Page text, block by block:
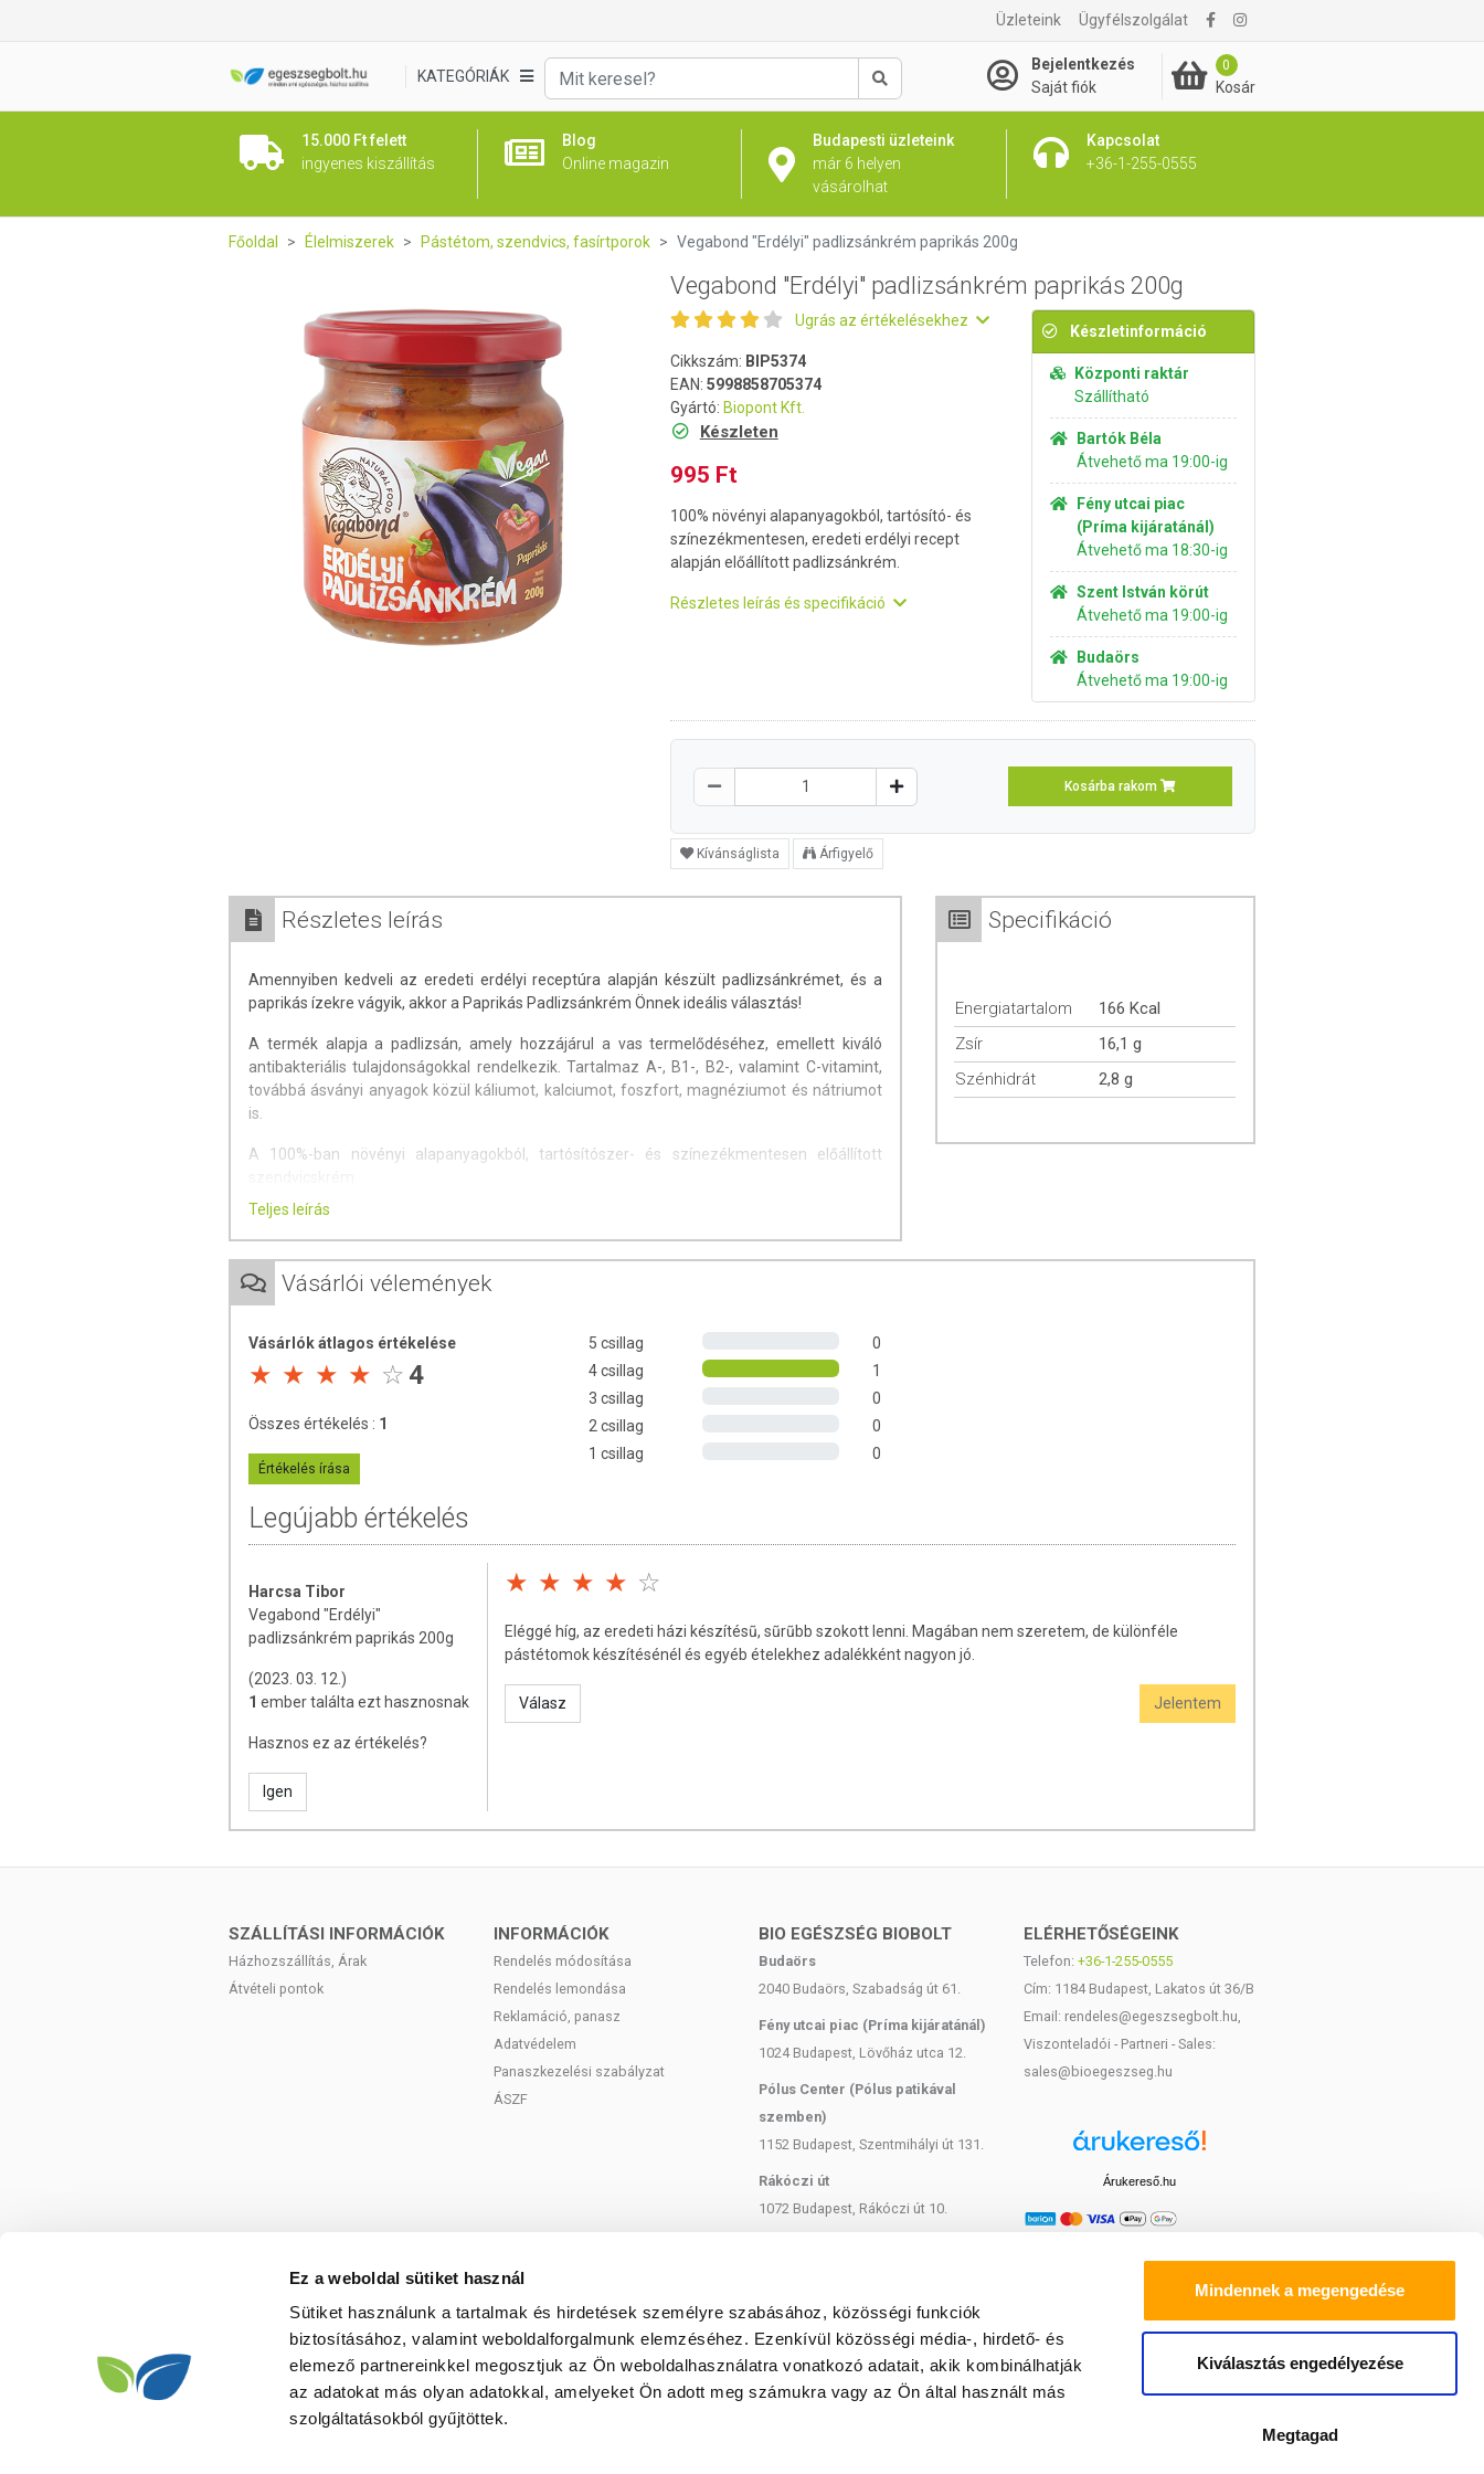
Ez a weboldal sütiket használ
Sütiket használunk a tartalmak és hirdetések személyre szabásához, közösségi funkciók
biztosításához, valamint weboldalforgalmunk elemzéséhez. Ezenkívül közösségi média-, hirdető- és
elemező partnereinkkel megosztjuk az Ön weboldalhasználatra vonatkozó adatait, akik kombinálhatják
az adatokat más olyan adatokkal, amelyeket Ön adott meg számukra vagy az Ön által használt más
szolgáltatásokból gyűjtöttek.
Mindennek a megengedése
Kiválasztás engedélyezése
Megtagad
Üzleteink Ügyfélszolgálat
KATEGÓRIÁK
Keresés
Bejelentkezés
Saját fiók
0
Kosár
15.000 Ft felett
ingyenes kiszállítás
Blog
Online magazin
Budapesti üzleteink
már 6 helyen
vásárolhat
Kapcsolat
+36-1-255-0555
995 Ft Kosárba rakom
Főoldal Élelmiszerek Pástétom, szendvics, fasírtporok Vegabond "Erdélyi" padlizsánkrém paprikás 200g
Vegabond "Erdélyi" padlizsánkrém paprikás 200g
Ugrás az értékelésekhez
Cikkszám: BIP5374
EAN: 5998858705374
Gyártó: Biopont Kft.
Készleten
995 Ft
100% növényi alapanyagokból, tartósító- és
színezékmentesen, eredeti erdélyi recept
alapján előállított padlizsánkrém.
Részletes leírás és specifikáció
Készletinformáció
Központi raktár
Szállítható
Bartók Béla
Átvehető ma 19:00-ig
Fény utcai piac
(Príma kijáratánál)
Átvehető ma 18:30-ig
Szent István körút
Átvehető ma 19:00-ig
Budaörs
Átvehető ma 19:00-ig
Kosárba rakom
Kívánságlista Árfigyelő
Részletes leírás
Amennyiben kedveli az eredeti erdélyi receptúra alapján készült padlizsánkrémet, és a
paprikás ízekre vágyik, akkor a Paprikás Padlizsánkrém Önnek ideális választás!
A termék alapja a padlizsán, amely hozzájárul a vas termelődéséhez, emellett kiváló
antibakteriális tulajdonságokkal rendelkezik. Tartalmaz A-, B1-, B2-, valamint C-vitamint,
továbbá ásványi anyagok közül káliumot, kalciumot, foszfort, magnéziumot és nátriumot
is.
A 100%-ban növényi alapanyagokból, tartósítószer- és színezékmentesen előállított
Összetevők:
paradicsomsűrítmény, tengeri só, fűszerek (feketebors, babérlevél).
Nettó tömeg: 200g / üveg
Forgalmazza: Biopont Kft.
Az étrend-kiegészítők a jelenleg hatályos európai uniós szabályozás szerint élelmiszereknek
minősülnek, amelyek a hagyományos étrendet kiegészítik, és koncentrált formában
tartalmaznak tápanyagokat. Bár az étrend-kiegészítők kedvező élettani hatással
rendelkezhetnek, mely egyénenként eltérő lehet, jelölésük, megjelenítésük és reklámozásuk
tulajdonítani.
A termék nem helyettesíti a változatos és kiegyensúlyozott étrendet, valamint az egészséges
életmódot! A termék nem gyógyít betegségeket! A termék nem alkalmas az orvosi kezelés
helyettesítésére! Betegség esetén használatát konzultálja kezelőorvosával. Az ajánlott napi
fogyasztási mennyiséget ne haladja meg! Ne szedje a készítményt, ha az összetevők
bármelyikére érzékeny vagy allergiás! Kisgyermekektől elzárva tárolandó!
Teljes leírás
Specifikáció
Energiatartalom
166 Kcal
Zsír
16,1 g
Szénhidrát
2,8 g
Vásárlói vélemények
Vásárlók átlagos értékelése
4
Összes értékelés : 1
Értékelés írása
5 csillag
0
4 csillag
1
3 csillag
0
2 csillag
0
1 csillag
0
Legújabb értékelés
Harcsa Tibor
Vegabond "Erdélyi"
padlizsánkrém paprikás 200g
(2023. 03. 12.)
1 ember találta ezt hasznosnak
Hasznos ez az értékelés?
Igen
Eléggé híg, az eredeti házi készítésũ, sũrũbb szokott lenni. Magában nem szeretem, de különféle
pástétomok készítésénél és egyéb ételekhez adalékként nagyon jó.
Válasz Jelentem
SZÁLLÍTÁSI INFORMÁCIÓK
Házhozszállítás, Árak
Átvételi pontok
INFORMÁCIÓK
Rendelés módosítása
Rendelés lemondása
Reklamáció, panasz
Adatvédelem
Panaszkezelési szabályzat
ÁSZF
BIO EGÉSZSÉG BIOBOLT
Budaörs
2040 Budaörs, Szabadság út 61.
Fény utcai piac (Príma kijáratánál)
1024 Budapest, Lövőház utca 12.
Pólus Center (Pólus patikával
szemben)
1152 Budapest, Szentmihályi út 131.
Rákóczi út
1072 Budapest, Rákóczi út 10.
Bartók Béla
1114 Budapest, Bartók Béla út 71.
ELÉRHETŐSÉGEINK
Telefon: +36-1-255-0555
Cím: 1184 Budapest, Lakatos út 36/B
Email: rendeles@egeszsegbolt.hu,
Viszonteladói - Partneri - Sales:
sales@bioegeszseg.hu
Árukereső.hu